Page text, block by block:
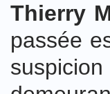
Thierry
passée